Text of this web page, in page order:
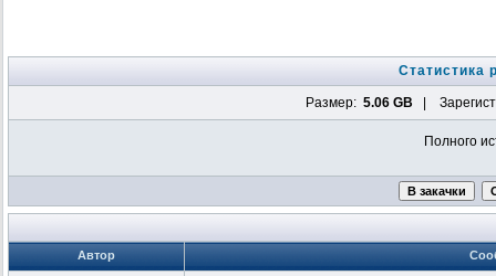
Статистика
Размер: 5.06 GB |
Полного
Автор